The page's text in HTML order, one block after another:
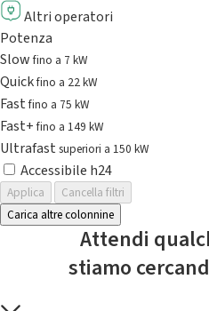
Altri operatori
Potenza
Slowfino a 7 kW
Quickfino a 22 kW
Fastfino a 75 kW
Fast+fino a 149 kW
Ultrafast superiori a 150 kW
Accessibile h24
Applica
Cancella filtri
Carica altre colonnine
Attendi
stiamo